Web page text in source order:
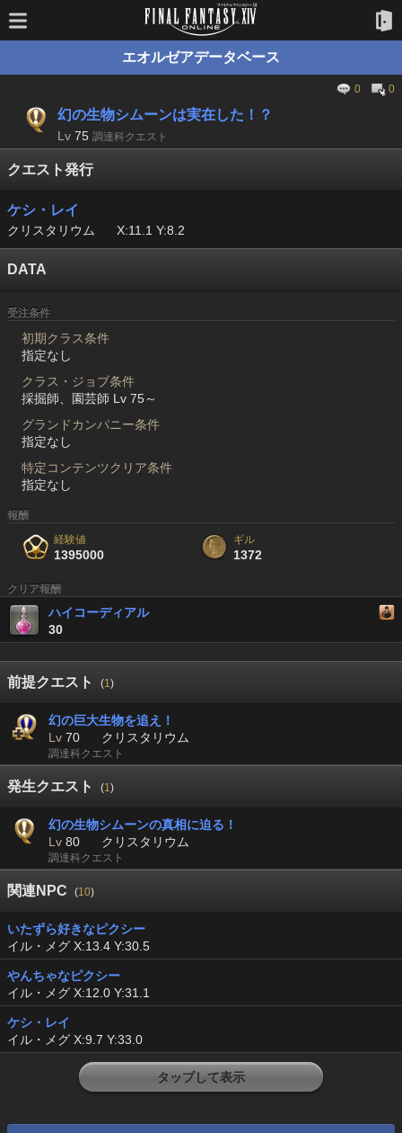
エオルゼアデータベース
0 0
幻の生物シムーンは実在した！？
Lv 75 調達科クエスト
クエスト発行
ケシ・レイ
クリスタリウム X:11.1 Y:8.2
DATA
受注条件
初期クラス条件
指定なし
クラス・ジョブ条件
採掘師、園芸師 Lv 75～
グランドカンパニー条件
指定なし
特定コンテンツクリア条件
指定なし
報酬
経験値
1395000
ギル
1372
クリア報酬
ハイコーディアル
30
前提クエスト (1)
幻の巨大生物を追え！
Lv 70 クリスタリウム
調達科クエスト
発生クエスト (1)
幻の生物シムーンの真相に迫る！
Lv 80 クリスタリウム
調達科クエスト
関連NPC (10)
いたずら好きなピクシー
イル・メグ X:13.4 Y:30.5
やんちゃなピクシー
イル・メグ X:12.0 Y:31.1
ケシ・レイ
イル・メグ X:9.7 Y:33.0
タップして表示